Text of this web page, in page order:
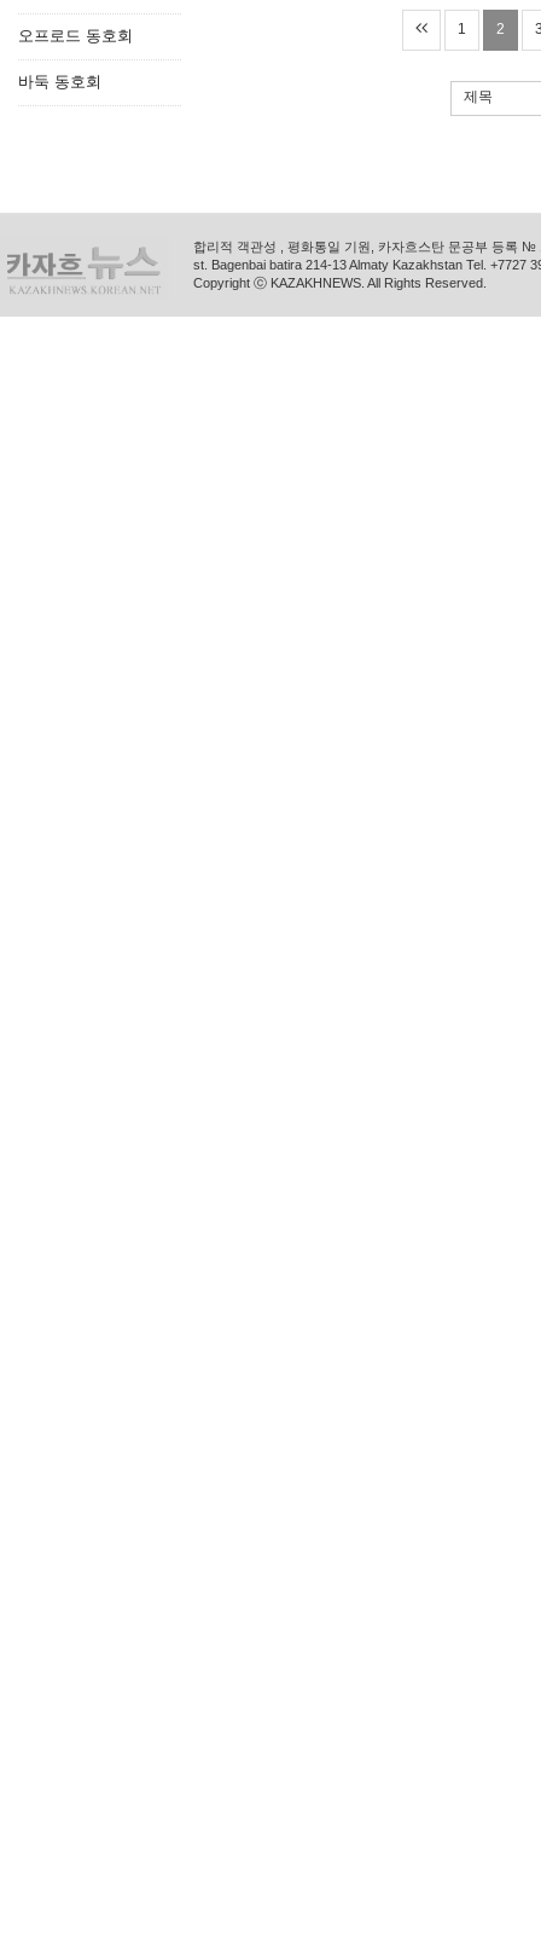
오프로드 동호회
바둑 동호회
1 2
제목
합리적 객관성 , 평화통일 기원, 카자흐스탄 문공부 등록
st. Bagenbai batira 214-13 Almaty Kazakhstan Tel. +7727
Copyright ⓒ KAZAKHNEWS. All Rights Reserved.